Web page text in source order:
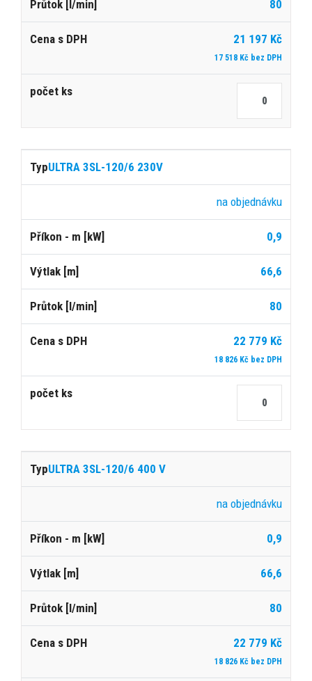
80
21 197 Kč
17 518 Kč bez DPH
ULTRA 3SL-120/6 230V
na objednávku
0,9
66,6
80
22 779 Kč
18 826 Kč bez DPH
ULTRA 3SL-120/6 400 V
na objednávku
0,9
66,6
80
22 779 Kč
18 826 Kč bez DPH